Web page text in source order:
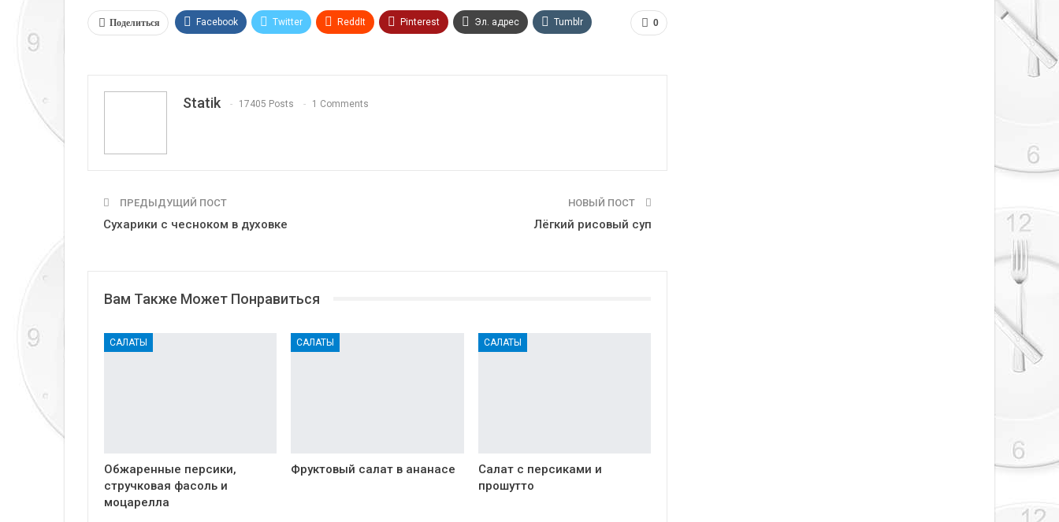
0
Поделиться Facebook Twitter ReddIt Pinterest Эл. адрес Tumblr
Statik 17405 Posts 1 Comments
ПРЕДЫДУЩИЙ ПОСТ
Сухарики с чесноком в духовке
НОВЫЙ ПОСТ
Лёгкий рисовый суп
Вам Также Может Понравиться
САЛАТЫ
Обжаренные персики,
стручковая фасоль и
моцарелла
САЛАТЫ
Фруктовый салат в ананасе
САЛАТЫ
Салат с персиками и
прошутто